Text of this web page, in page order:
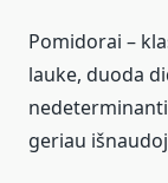
Pomidorai –
lauke, duoda
geriau